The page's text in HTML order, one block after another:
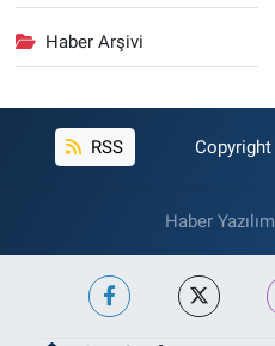
Haber Arşivi
RSS Copyright
Haber